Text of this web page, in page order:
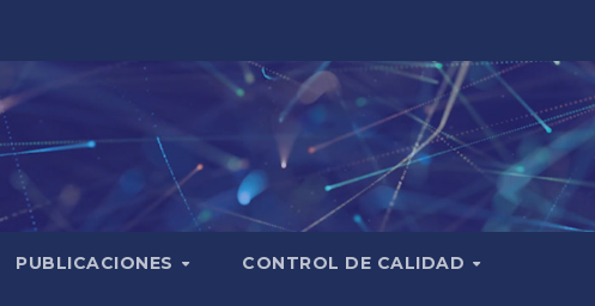
PUBLICACIONES CONTROL DE CALIDAD